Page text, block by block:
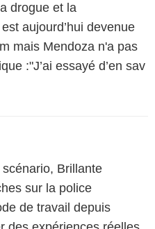
drogue et la
aujourd’hui devenue
mais Mendoza n'a pas
:"J’ai essayé d’en sav
Brillante
sur la police
de travail depuis